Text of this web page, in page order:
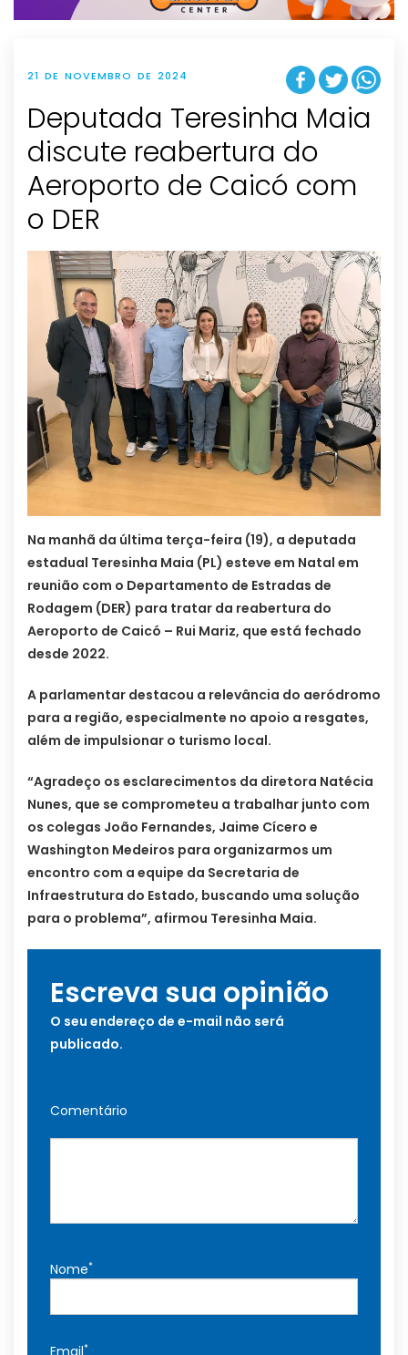
n
21 DE NOVEMBRO DE 2024
Deputada Teresinha Maia
discute reabertura do
Aeroporto de Caicó com
o DER
Na manhã da última terça-feira (19), a deputada
estadual Teresinha Maia (PL) esteve em Natal em
reunião com o Departamento de Estradas de
Rodagem (DER) para tratar da reabertura do
Aeroporto de Caicó – Rui Mariz, que está fechado
desde 2022.
A parlamentar destacou a relevância do aeródromo
para a região, especialmente no apoio a resgates,
além de impulsionar o turismo local.
“Agradeço os esclarecimentos da diretora Natécia
Nunes, que se comprometeu a trabalhar junto com
os colegas João Fernandes, Jaime Cícero e
Washington Medeiros para organizarmos um
encontro com a equipe da Secretaria de
Infraestrutura do Estado, buscando uma solução
para o problema”, afirmou Teresinha Maia.
Escreva sua opinião
O seu endereço de e-mail não será
publicado.
Comentário
Nome*
*